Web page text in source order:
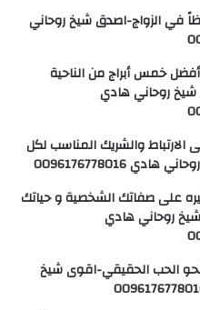
حظاً في الزواج-اصدق شيخ روحاني
خمس أبراج من الناحية
روحاني هادي
الارتباط والشريك المناسب لكل
0096176778016
على صفاتك الشخصية و حياتك
روحاني هادي
نحو الحب الحقيقي-اقوى شيخ